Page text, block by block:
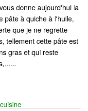
donne aujourd'hui la
pâte à quiche à l'huile,
que je ne regrette
tellement cette pâte est
gras et qui reste